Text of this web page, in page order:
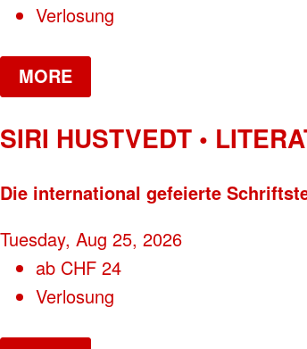
Verlosung
MORE
SIRI HUSTVEDT •
Die international gefeierte
Tuesday, Aug 25, 2026
ab CHF 24
Verlosung